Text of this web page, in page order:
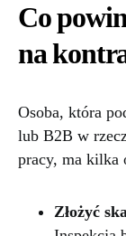
Co
na
Osoba, która
lub B2B w
pracy, ma kilka
Złożyć